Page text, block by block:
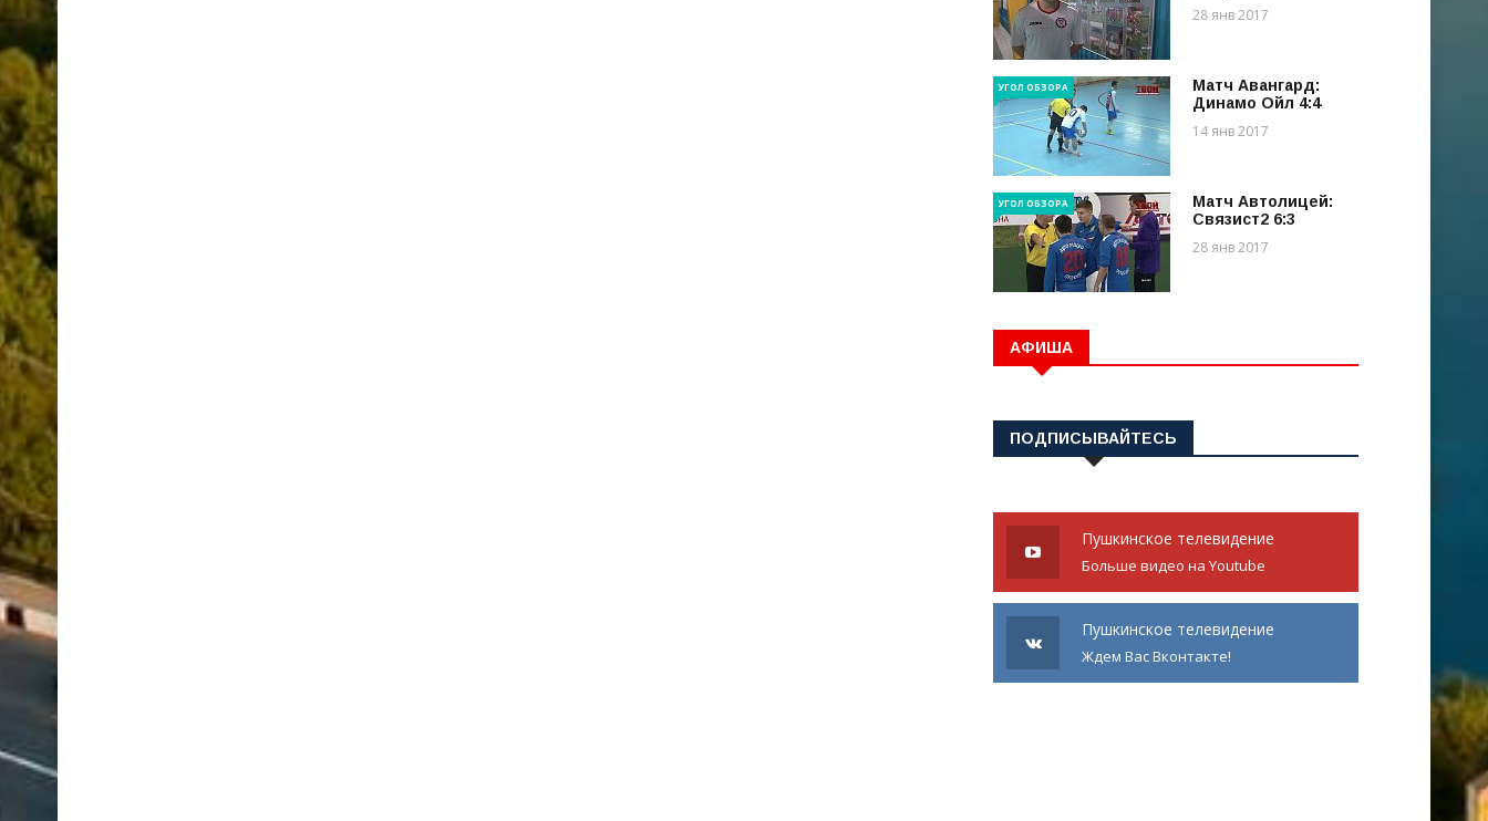
28 янв 2017
УГОЛ ОБЗОРА
Матч Авангард:
Динамо Ойл 4:4
14 янв 2017
УГОЛ ОБЗОРА
Матч Автолицей:
Связист2 6:3
28 янв 2017
АФИША
ПОДПИСЫВАЙТЕСЬ
Пушкинское телевидение
Больше видео на Youtube
Пушкинское телевидение
Ждем Вас Вконтакте!